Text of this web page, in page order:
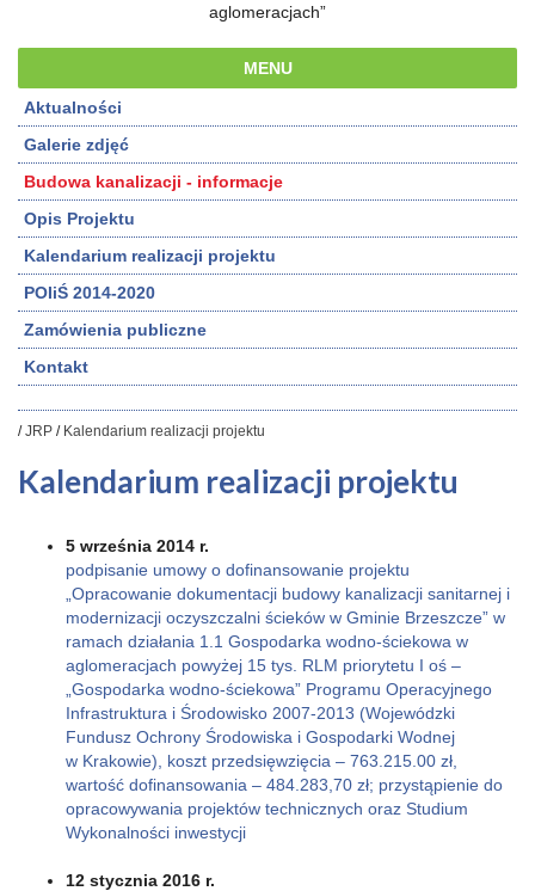
aglomeracjach”
MENU
Aktualności
Galerie zdjęć
Budowa kanalizacji - informacje
Opis Projektu
Kalendarium realizacji projektu
POIiŚ 2014-2020
Zamówienia publiczne
Kontakt
/JRP / Kalendarium realizacji projektu
Kalendarium realizacji projektu
5 września 2014 r.
podpisanie umowy o dofinansowanie projektu
„Opracowanie dokumentacji budowy kanalizacji sanitarnej i
modernizacji oczyszczalni ścieków w Gminie Brzeszcze” w
ramach działania 1.1 Gospodarka wodno-ściekowa w
aglomeracjach powyżej 15 tys. RLM priorytetu I oś –
„Gospodarka wodno-ściekowa” Programu Operacyjnego
Infrastruktura i Środowisko 2007-2013 (Wojewódzki
Fundusz Ochrony Środowiska i Gospodarki Wodnej
w Krakowie), koszt przedsięwzięcia – 763.215.00 zł,
wartość dofinansowania – 484.283,70 zł; przystąpienie do
opracowywania projektów technicznych oraz Studium
Wykonalności inwestycji
12 stycznia 2016 r.